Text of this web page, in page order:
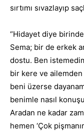
sırtımı sıvazlayıp
“Hidayet diye
Sema; bir de erkek
dostu. Ben
bir kere ve
beni üzerse
benimle nasıl
Aradan ne kadar
hemen ‘Çok